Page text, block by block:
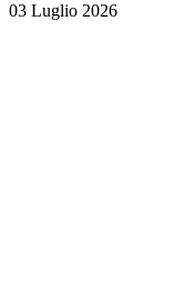
03 Luglio 2026